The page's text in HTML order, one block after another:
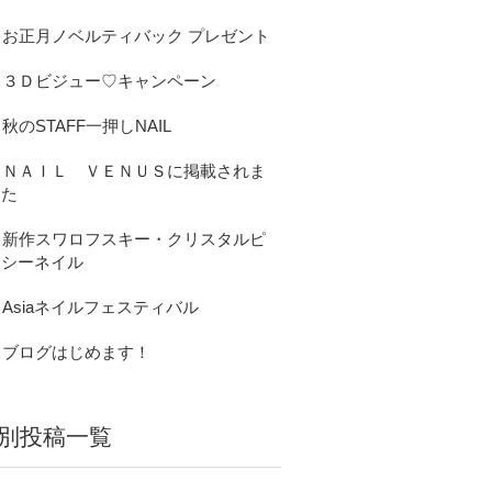
お正月ノベルティバック プレゼント
３Ｄビジュー♡キャンペーン
秋のSTAFF一押しNAIL
ＮＡＩＬ ＶＥＮＵＳに掲載されま
新作スワロフスキー・クリスタルピ
ーネイル
Asiaネイルフェスティバル
ブログはじめます！
投稿一覧